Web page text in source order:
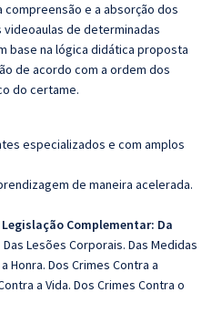
e a absorção dos
de determinadas
base na lógica didática proposta
de acordo com a ordem dos
do certame.
especializados e com amplos
de maneira acelerada.
Legislação Complementar: Da
Das Lesões Corporais. Das Medidas
Honra. Dos Crimes Contra a
a Vida. Dos Crimes Contra o